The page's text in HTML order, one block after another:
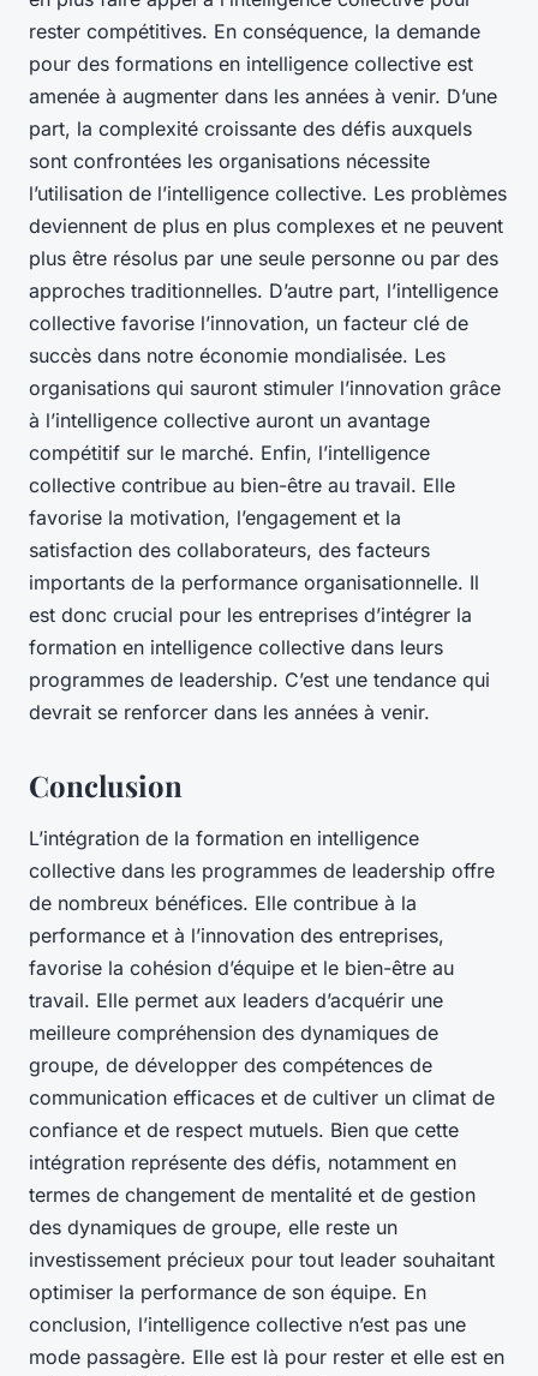
rester compétitives. En conséquence, la demande
pour des formations en intelligence collective est
amenée à augmenter dans les années à venir. D’une
part, la complexité croissante des défis auxquels
sont confrontées les organisations nécessite
l’utilisation de l’intelligence collective. Les problèmes
deviennent de plus en plus complexes et ne peuvent
plus être résolus par une seule personne ou par des
approches traditionnelles. D’autre part, l’intelligence
collective favorise l’innovation, un facteur clé de
succès dans notre économie mondialisée. Les
organisations qui sauront stimuler l’innovation grâce
à l’intelligence collective auront un avantage
compétitif sur le marché. Enfin, l’intelligence
collective contribue au bien-être au travail. Elle
favorise la motivation, l’engagement et la
satisfaction des collaborateurs, des facteurs
importants de la performance organisationnelle. Il
est donc crucial pour les entreprises d’intégrer la
formation en intelligence collective dans leurs
programmes de leadership. C’est une tendance qui
devrait se renforcer dans les années à venir.
Conclusion
L’intégration de la formation en intelligence
collective dans les programmes de leadership offre
de nombreux bénéfices. Elle contribue à la
performance et à l’innovation des entreprises,
favorise la cohésion d’équipe et le bien-être au
travail. Elle permet aux leaders d’acquérir une
meilleure compréhension des dynamiques de
groupe, de développer des compétences de
communication efficaces et de cultiver un climat de
confiance et de respect mutuels. Bien que cette
intégration représente des défis, notamment en
termes de changement de mentalité et de gestion
des dynamiques de groupe, elle reste un
investissement précieux pour tout leader souhaitant
optimiser la performance de son équipe. En
conclusion, l’intelligence collective n’est pas une
mode passagère. Elle est là pour rester et elle est en